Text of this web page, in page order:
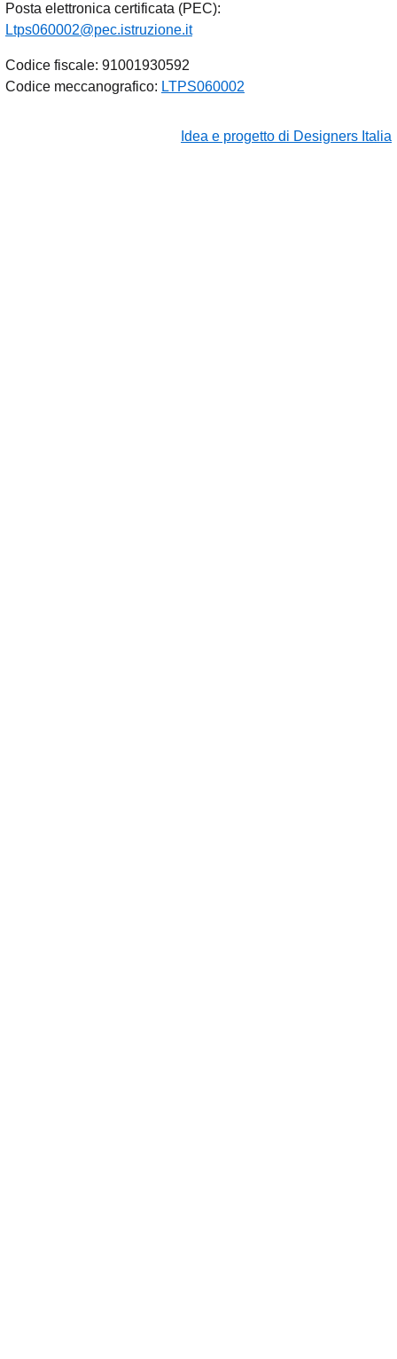
Posta elettronica certificata (PEC):
Ltps060002@pec.istruzione.it
Codice fiscale: 91001930592
Codice meccanografico: LTPS060002
Idea e progetto di Designers Italia